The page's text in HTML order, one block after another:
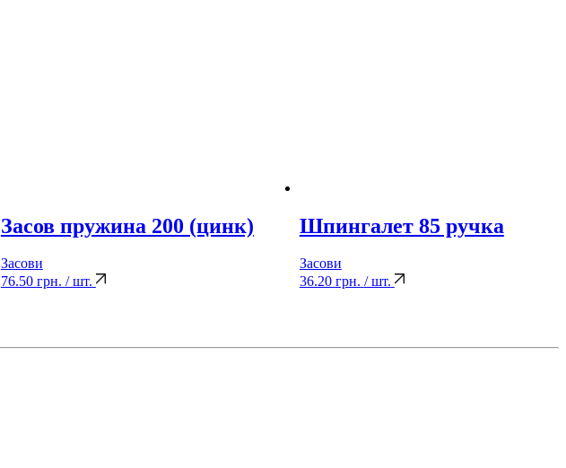
Засов пружина 200 (цинк)
Засови
76.50 грн. / шт.
Шпингалет 85 ручка
Засови
36.20 грн. / шт.